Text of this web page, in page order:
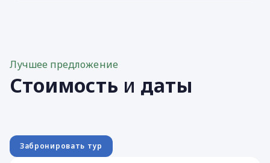
Лучшее предложение
Стоимость и даты
Забронировать тур